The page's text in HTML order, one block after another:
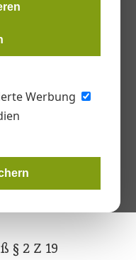
Werbung
Es entstehen
Auf
Bieter achten.
§ 2 Z 19